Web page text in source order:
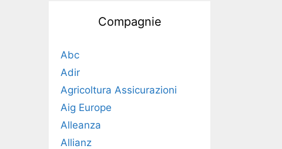
Compagnie
Abc
Adir
Agricoltura Assicurazioni
Aig Europe
Alleanza
Allianz